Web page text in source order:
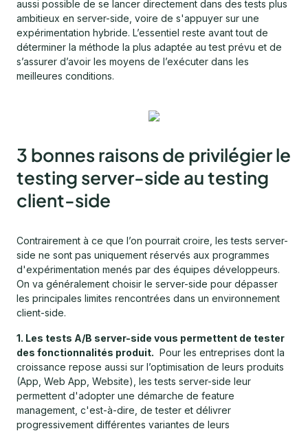
aussi possible de se lancer directement dans des tests plus
ambitieux en server-side, voire de s'appuyer sur une
expérimentation hybride. L’essentiel reste avant tout de
déterminer la méthode la plus adaptée au test prévu et de
s’assurer d’avoir les moyens de l’exécuter dans les
meilleures conditions.
3 bonnes raisons de privilégier le
testing server-side au testing
client-side
Contrairement à ce que l’on pourrait croire, les tests server-
side ne sont pas uniquement réservés aux programmes
d'expérimentation menés par des équipes développeurs.
On va généralement choisir le server-side pour dépasser
les principales limites rencontrées dans un environnement
client-side.
1. Les tests A/B server-side vous permettent de tester
des fonctionnalités produit. Pour les entreprises dont la
croissance repose aussi sur l’optimisation de leurs produits
(App, Web App, Website), les tests server-side leur
permettent d'adopter une démarche de feature
management, c'est-à-dire, de tester et délivrer
progressivement différentes variantes de leurs